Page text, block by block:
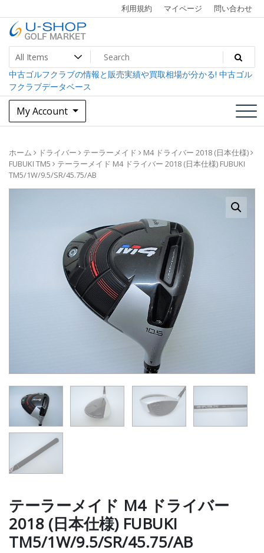
to
content
利用規約 マイページ 問い合わせ
U-SHOP Golf Market dev
中古ゴルフクラブ最大級！U-SHOPゴルフマーケット
中古ゴルフクラブの情報と販売実績や買取相場が分かる! 中古ゴル
フクラブデータベース
My Account
ホーム ドライバー テーラーメイド
M4 ドライバー 2018 (日本仕様)
FUBUKI TM5
テーラーメイド M4 ドライバー 2018 (日本仕様) FUBUKI
TM5/1W/9.5/SR/45.75/AB
テーラーメイド M4 ドライバー
2018 (日本仕様) FUBUKI
TM5/1W/9.5/SR/45.75/AB